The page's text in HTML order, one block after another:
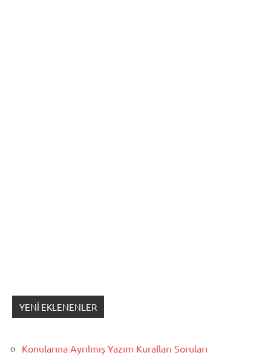
YENI EKLENENLER
Konularına Ayrılmış Yazım Kuralları Soruları